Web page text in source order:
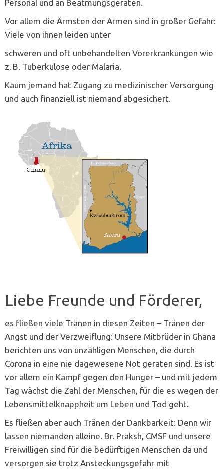
Personal und an Beatmungsgeräten.
Vor allem die Ärmsten der Armen sind in großer Gefahr:
Viele von ihnen leiden unter
schweren und oft unbehandelten Vorerkrankungen wie
z. B. Tuberkulose oder Malaria.
Kaum jemand hat Zugang zu medizinischer Versorgung
und auch finanziell ist niemand abgesichert.
Liebe Freunde und Förderer,
es fließen viele Tränen in diesen Zeiten – Tränen der
Angst und der Verzweiflung: Unsere Mitbrüder in Ghana
berichten uns von unzähligen Menschen, die durch
Corona in eine nie dagewesene Not geraten sind. Es ist
vor allem ein Kampf gegen den Hunger – und mit jedem
Tag wächst die Zahl der Menschen, für die es wegen der
Lebensmittelknappheit um Leben und Tod geht.
Es fließen aber auch Tränen der Dankbarkeit: Denn wir
lassen niemanden alleine. Br. Praksh, CMSF und unsere
Freiwilligen sind für die bedürftigen Menschen da und
versorgen sie trotz Ansteckungsgefahr mit